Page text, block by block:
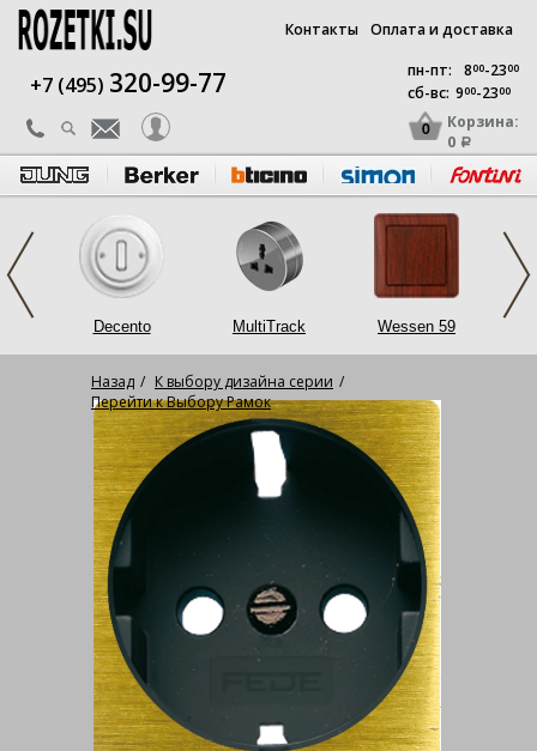
+7 (495) 320-99-77 пн-пт: 800-2300
сб-вс: 900-2300
Контакты Оплата и доставка
0
Корзина:
0 a
Decento MultiTrack Wessen 59
Назад
К выбору дизайна серии
Перейти к Выбору Рамок